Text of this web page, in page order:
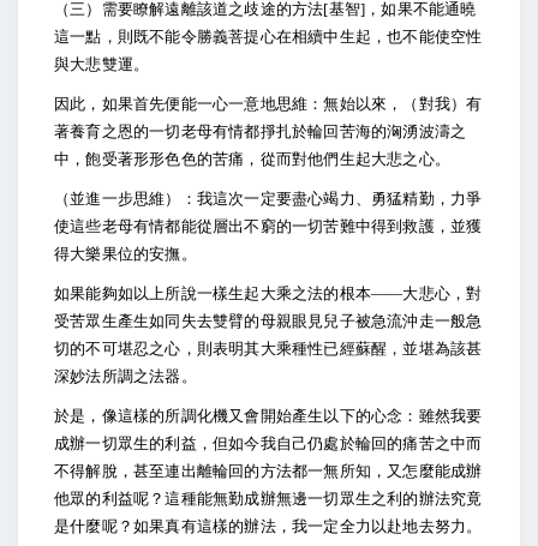
（三）需要瞭解遠離該道之歧途的方法[基智]，如果不能通曉
這一點，則既不能令勝義菩提心在相續中生起，也不能使空性
與大悲雙運。
因此，如果首先便能一心一意地思維：無始以來，（對我）有
著養育之恩的一切老母有情都掙扎於輪回苦海的洶湧波濤之
中，飽受著形形色色的苦痛，從而對他們生起大悲之心。
（並進一步思維）：我這次一定要盡心竭力、勇猛精勤，力爭
使這些老母有情都能從層出不窮的一切苦難中得到救護，並獲
得大樂果位的安撫。
如果能夠如以上所說一樣生起大乘之法的根本——大悲心，對
受苦眾生產生如同失去雙臂的母親眼見兒子被急流沖走一般急
切的不可堪忍之心，則表明其大乘種性已經蘇醒，並堪為該甚
深妙法所調之法器。
於是，像這樣的所調化機又會開始產生以下的心念：雖然我要
成辦一切眾生的利益，但如今我自己仍處於輪回的痛苦之中而
不得解脫，甚至連出離輪回的方法都一無所知，又怎麼能成辦
他眾的利益呢？這種能無勤成辦無邊一切眾生之利的辦法究竟
是什麼呢？如果真有這樣的辦法，我一定全力以赴地去努力。